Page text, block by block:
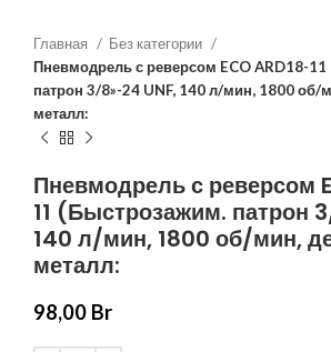
Главная
Без категории
Пневмодрель с реверсом ECO ARD18-
патрон 3/8»-24 UNF, 140 л/мин, 1800 об/
металл:
Пневмодрель с реверсом
11 (Быстрозажим. патрон
140 л/мин, 1800 об/мин,
металл:
98,00 Br